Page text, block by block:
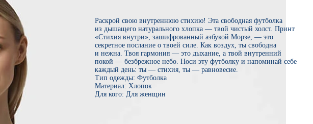
Раскрой свою внутреннюю стихию! Эта свободная футболка
из дышащего натурального хлопка — твой чистый холст. Принт
«Стихия внутри», зашифрованный азбукой Морзе, — это
секретное послание о твоей силе. Как воздух, ты свободна
и нежна. Твоя гармония — это дыхание, а твой внутренний
покой — безбрежное небо. Носи эту футболку и напоминай себе
каждый день: ты — стихия, ты — равновесие.
Тип одежды: Футболка
Материал: Хлопок
Для кого: Для женщин